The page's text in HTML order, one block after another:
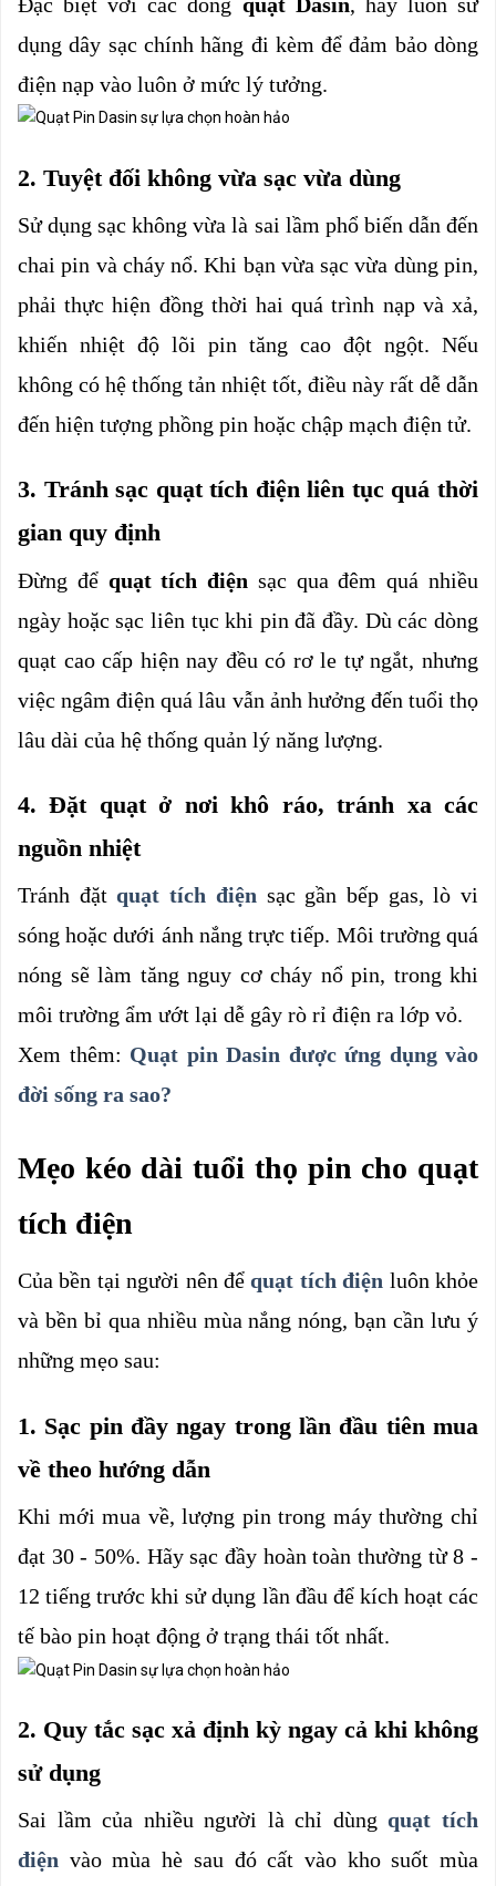
dụng dây sạc chính hãng đi kèm để đảm bảo dòng
điện nạp vào luôn ở mức lý tưởng.
2. Tuyệt đối không vừa sạc vừa dùng
Sử dụng sạc không vừa là sai lầm phổ biến dẫn đến
chai pin và cháy nổ. Khi bạn vừa sạc vừa dùng pin,
phải thực hiện đồng thời hai quá trình nạp và xả,
khiến nhiệt độ lõi pin tăng cao đột ngột. Nếu
không có hệ thống tản nhiệt tốt, điều này rất dễ dẫn
đến hiện tượng phồng pin hoặc chập mạch điện tử.
3. Tránh sạc quạt tích điện liên tục quá thời
gian quy định
Đừng để quạt tích điện sạc qua đêm quá nhiều
ngày hoặc sạc liên tục khi pin đã đầy. Dù các dòng
quạt cao cấp hiện nay đều có rơ le tự ngắt, nhưng
việc ngâm điện quá lâu vẫn ảnh hưởng đến tuổi thọ
lâu dài của hệ thống quản lý năng lượng.
4. Đặt quạt ở nơi khô ráo, tránh xa các
nguồn nhiệt
Tránh đặt quạt tích điện sạc gần bếp gas, lò vi
sóng hoặc dưới ánh nắng trực tiếp. Môi trường quá
nóng sẽ làm tăng nguy cơ cháy nổ pin, trong khi
môi trường ẩm ướt lại dễ gây rò rỉ điện ra lớp vỏ.
Xem thêm: Quạt pin Dasin được ứng dụng vào
đời sống ra sao?
Mẹo kéo dài tuổi thọ pin cho quạt
tích điện
Của bền tại người nên để quạt tích điện luôn khỏe
và bền bỉ qua nhiều mùa nắng nóng, bạn cần lưu ý
những mẹo sau:
1. Sạc pin đầy ngay trong lần đầu tiên mua
về theo hướng dẫn
Khi mới mua về, lượng pin trong máy thường chỉ
đạt 30 - 50%. Hãy sạc đầy hoàn toàn thường từ 8 -
12 tiếng trước khi sử dụng lần đầu để kích hoạt các
tế bào pin hoạt động ở trạng thái tốt nhất.
2. Quy tắc sạc xả định kỳ ngay cả khi không
sử dụng
Sai lầm của nhiều người là chỉ dùng quạt tích
điện vào mùa hè sau đó cất vào kho suốt mùa